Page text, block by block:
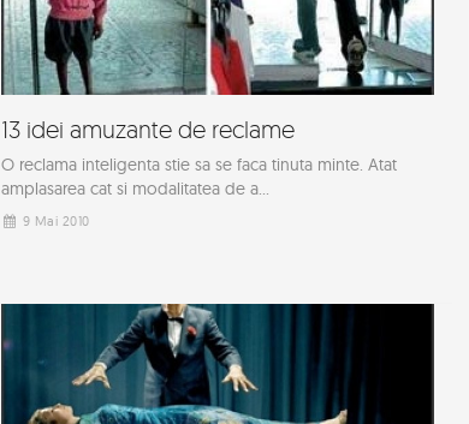
13 idei amuzante de reclame
O reclama inteligenta stie sa se faca tinuta minte. Atat
amplasarea cat si modalitatea de a...
9 Mai 2010